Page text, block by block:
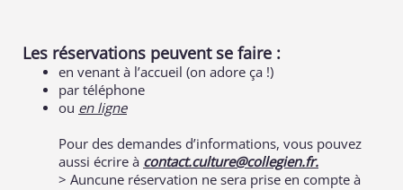
Les réservations peuvent se faire :
en venant à l’accueil (on adore ça !)
par téléphone
ou en ligne
Pour des demandes d’informations, vous pouvez
aussi écrire à contact.culture@collegien.fr.
> Auncune réservation ne sera prise en compte à